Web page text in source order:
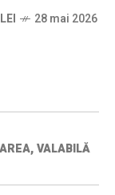
28 mai 2026
VALABILĂ